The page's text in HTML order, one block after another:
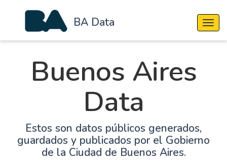
BA Data
Buenos Aires
Data
Estos son datos públicos generados,
guardados y publicados por el Gobierno
de la Ciudad de Buenos Aires.